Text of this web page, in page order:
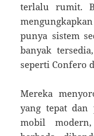
terlalu rumit.
punya sistem
banyak
seperti Confero
Mereka
yang tepat dan
mobil